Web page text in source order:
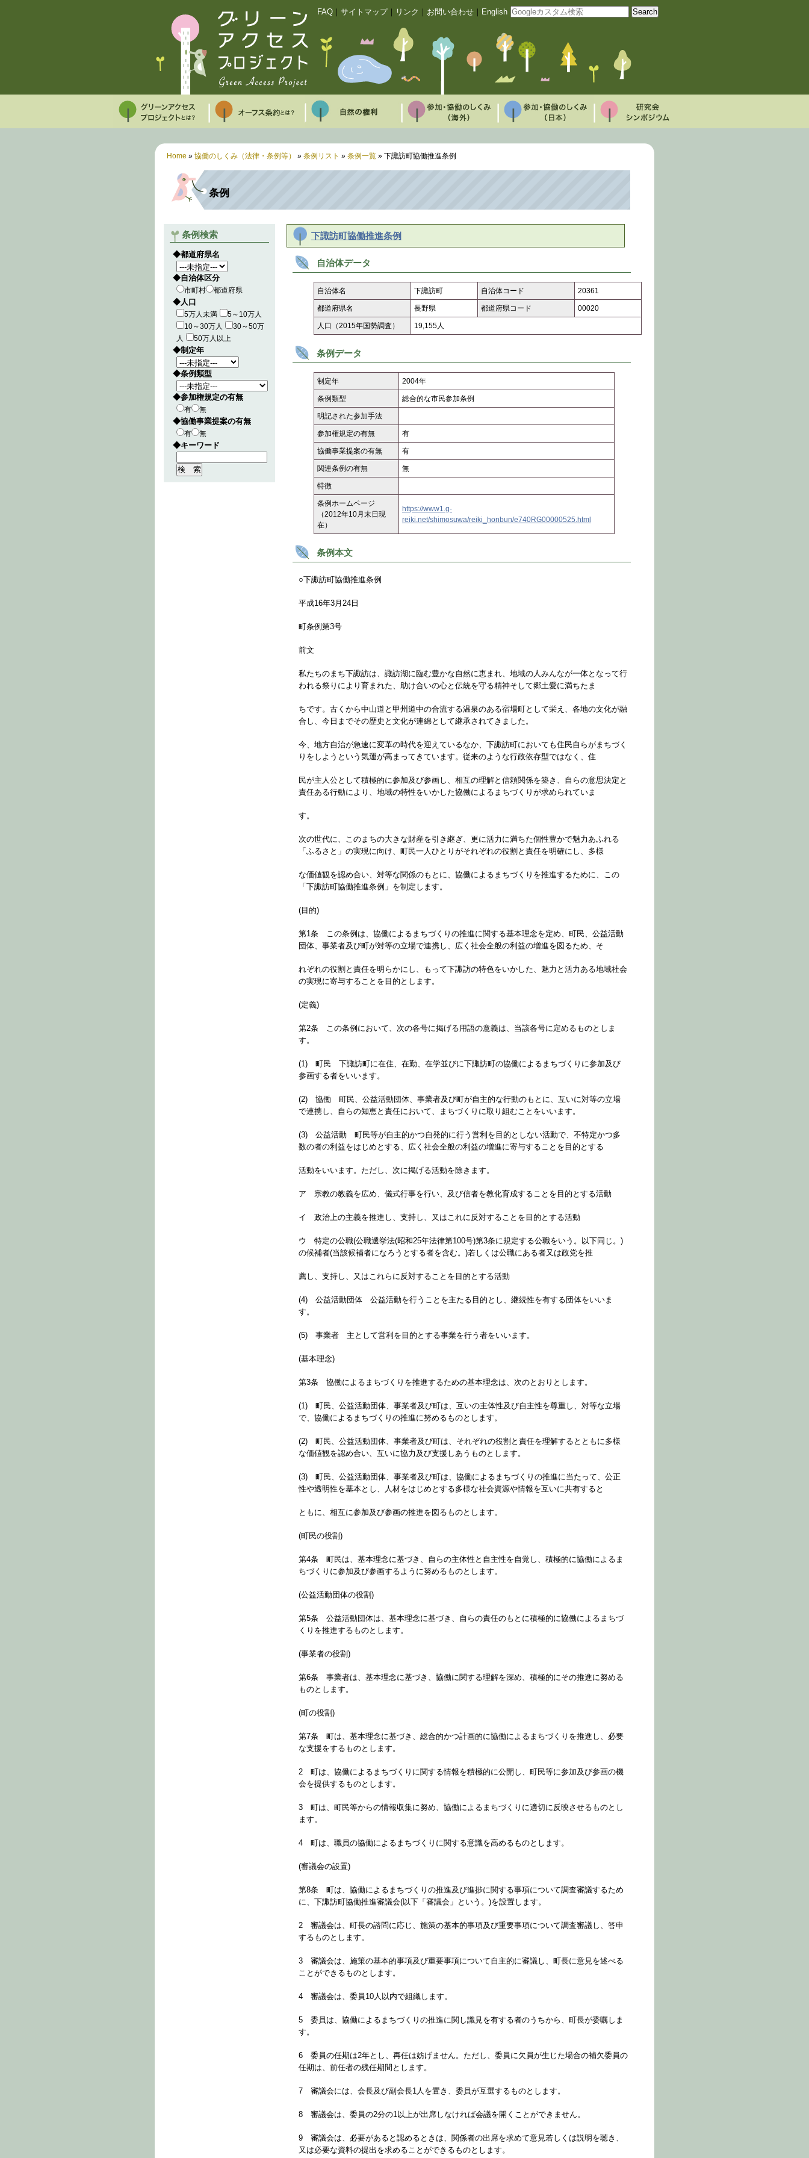
FAQ サイトマップ｜ リンク お問い合わせ English
Home » 協働のしくみ（法律・条例等） » 条例リスト » 条例一覧 » 下諏訪町協働推進条例
条例
条例検索
◆都道府県名
◆自治体区分
市町村 都道府県
◆人口
5万人未満
5～10万人
10～30万人
30～50万
人
50万人以上
◆制定年
◆条例類型
◆参加権規定の有無
有 無
◆協働事業提案の有無
有 無
◆キーワード
下諏訪町協働推進条例
自治体データ
自治体名 下諏訪町 自治体コード 20361
都道府県名 長野県 都道府県コード 00020
人口（2015年国勢調査） 19,155人
条例データ
制定年 2004年
条例類型 総合的な市民参加条例
明記された参加手法
参加権規定の有無 有
協働事業提案の有無 有
関連条例の有無 無
特徴
条例ホームページ
（2012年10月末日現
在）
https://www1.g-
reiki.net/shimosuwa/reiki_honbun/e740RG00000525.html
条例本文
○下諏訪町協働推進条例
平成16年3月24日
町条例第3号
前文
私たちのまち下諏訪は、諏訪湖に臨む豊かな自然に恵まれ、地域の人みんなが一体となって行
われる祭りにより育まれた、助け合いの心と伝統を守る精神そして郷土愛に満ちたま
ちです。古くから中山道と甲州道中の合流する温泉のある宿場町として栄え、各地の文化が融
合し、今日までその歴史と文化が連綿として継承されてきました。
今、地方自治が急速に変革の時代を迎えているなか、下諏訪町においても住民自らがまちづく
りをしようという気運が高まってきています。従来のような行政依存型ではなく、住
民が主人公として積極的に参加及び参画し、相互の理解と信頼関係を築き、自らの意思決定と
責任ある行動により、地域の特性をいかした協働によるまちづくりが求められていま
す。
次の世代に、このまちの大きな財産を引き継ぎ、更に活力に満ちた個性豊かで魅力あふれる
「ふるさと」の実現に向け、町民一人ひとりがそれぞれの役割と責任を明確にし、多様
な価値観を認め合い、対等な関係のもとに、協働によるまちづくりを推進するために、この
「下諏訪町協働推進条例」を制定します。
(目的)
第1条 この条例は、協働によるまちづくりの推進に関する基本理念を定め、町民、公益活動
団体、事業者及び町が対等の立場で連携し、広く社会全般の利益の増進を図るため、そ
れぞれの役割と責任を明らかにし、もって下諏訪の特色をいかした、魅力と活力ある地域社会
の実現に寄与することを目的とします。
(定義)
第2条 この条例において、次の各号に掲げる用語の意義は、当該各号に定めるものとしま
す。
(1) 町民 下諏訪町に在住、在勤、在学並びに下諏訪町の協働によるまちづくりに参加及び
参画する者をいいます。
(2) 協働 町民、公益活動団体、事業者及び町が自主的な行動のもとに、互いに対等の立場
で連携し、自らの知恵と責任において、まちづくりに取り組むことをいいます。
(3) 公益活動 町民等が自主的かつ自発的に行う営利を目的としない活動で、不特定かつ多
数の者の利益をはじめとする、広く社会全般の利益の増進に寄与することを目的とする
活動をいいます。ただし、次に掲げる活動を除きます。
ア 宗教の教義を広め、儀式行事を行い、及び信者を教化育成することを目的とする活動
イ 政治上の主義を推進し、支持し、又はこれに反対することを目的とする活動
ウ 特定の公職(公職選挙法(昭和25年法律第100号)第3条に規定する公職をいう。以下同じ。)
の候補者(当該候補者になろうとする者を含む。)若しくは公職にある者又は政党を推
薦し、支持し、又はこれらに反対することを目的とする活動
(4) 公益活動団体 公益活動を行うことを主たる目的とし、継続性を有する団体をいいま
す。
(5) 事業者 主として営利を目的とする事業を行う者をいいます。
(基本理念)
第3条 協働によるまちづくりを推進するための基本理念は、次のとおりとします。
(1) 町民、公益活動団体、事業者及び町は、互いの主体性及び自主性を尊重し、対等な立場
で、協働によるまちづくりの推進に努めるものとします。
(2) 町民、公益活動団体、事業者及び町は、それぞれの役割と責任を理解するとともに多様
な価値観を認め合い、互いに協力及び支援しあうものとします。
(3) 町民、公益活動団体、事業者及び町は、協働によるまちづくりの推進に当たって、公正
性や透明性を基本とし、人材をはじめとする多様な社会資源や情報を互いに共有すると
ともに、相互に参加及び参画の推進を図るものとします。
(町民の役割)
第4条 町民は、基本理念に基づき、自らの主体性と自主性を自覚し、積極的に協働によるま
ちづくりに参加及び参画するように努めるものとします。
(公益活動団体の役割)
第5条 公益活動団体は、基本理念に基づき、自らの責任のもとに積極的に協働によるまちづ
くりを推進するものとします。
(事業者の役割)
第6条 事業者は、基本理念に基づき、協働に関する理解を深め、積極的にその推進に努める
ものとします。
(町の役割)
第7条 町は、基本理念に基づき、総合的かつ計画的に協働によるまちづくりを推進し、必要
な支援をするものとします。
2 町は、協働によるまちづくりに関する情報を積極的に公開し、町民等に参加及び参画の機
会を提供するものとします。
3 町は、町民等からの情報収集に努め、協働によるまちづくりに適切に反映させるものとし
ます。
4 町は、職員の協働によるまちづくりに関する意識を高めるものとします。
(審議会の設置)
第8条 町は、協働によるまちづくりの推進及び進捗に関する事項について調査審議するため
に、下諏訪町協働推進審議会(以下「審議会」という。)を設置します。
2 審議会は、町長の諮問に応じ、施策の基本的事項及び重要事項について調査審議し、答申
するものとします。
3 審議会は、施策の基本的事項及び重要事項について自主的に審議し、町長に意見を述べる
ことができるものとします。
4 審議会は、委員10人以内で組織します。
5 委員は、協働によるまちづくりの推進に関し識見を有する者のうちから、町長が委嘱しま
す。
6 委員の任期は2年とし、再任は妨げません。ただし、委員に欠員が生じた場合の補欠委員の
任期は、前任者の残任期間とします。
7 審議会には、会長及び副会長1人を置き、委員が互選するものとします。
8 審議会は、委員の2分の1以上が出席しなければ会議を開くことができません。
9 審議会は、必要があると認めるときは、関係者の出席を求めて意見若しくは説明を聴き、
又は必要な資料の提出を求めることができるものとします。